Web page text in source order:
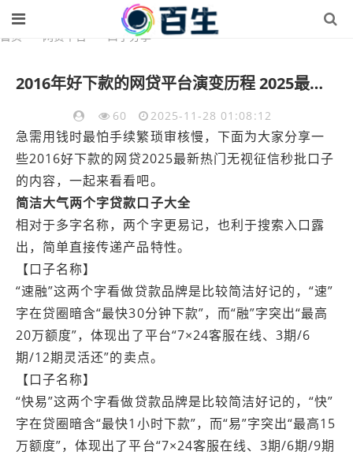
首页 网贷平台 口子分享
2016年好下款的网贷平台演变历程 2025最新热门秒批口子产品分析
60 2025-11-28 01:08:12
急需用钱时最怕手续繁琐审核慢，下面为大家分享一
些2016好下款的网贷2025最新热门无视征信秒批口子
的内容，一起来看看吧。
简洁大气两个字贷款口子大全
相对于多字名称，两个字更易记，也利于搜索入口露
出，简单直接传递产品特性。
【口子名称】
“速融”这两个字看做贷款品牌是比较简洁好记的，“速”
字在贷圈暗含“最快30分钟下款”，而“融”字突出“最高
20万额度”，体现出了平台“7×24客服在线、3期/6
期/12期灵活还”的卖点。
【口子名称】
“快易”这两个字看做贷款品牌是比较简洁好记的，“快”
字在贷圈暗含“最快1小时下款”，而“易”字突出“最高15
万额度”，体现出了平台“7×24客服在线、3期/6期/9期